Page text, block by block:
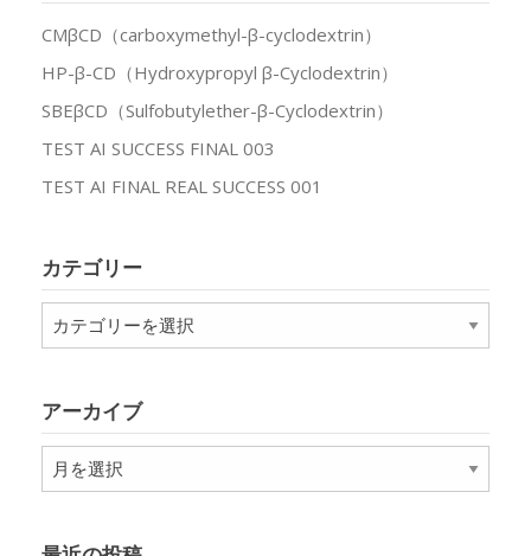
CMβCD（carboxymethyl-β-cyclodextrin）
HP-β-CD（Hydroxypropyl β-Cyclodextrin）
SBEβCD（Sulfobutylether-β-Cyclodextrin）
TEST AI SUCCESS FINAL 003
TEST AI FINAL REAL SUCCESS 001
カテゴリー
テ
ー
アーカイブ
ア
ー